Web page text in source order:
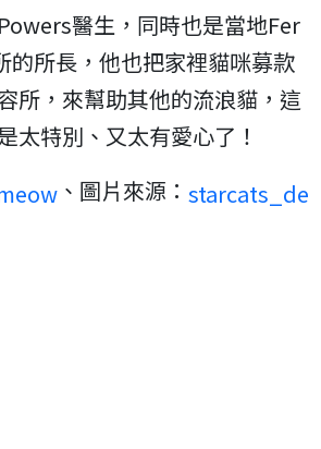
醫生，同時也是當地Fer
的所長，他也把家裡貓咪募款
所，來幫助其他的流浪貓，這
太特別、又太有愛心了！
、圖片來源： starcats_de